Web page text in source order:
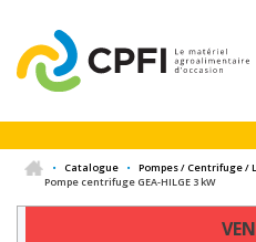
• Catalogue • Pompes / Centrifuge /
Pompe centrifuge GEA-HILGE 3 kW